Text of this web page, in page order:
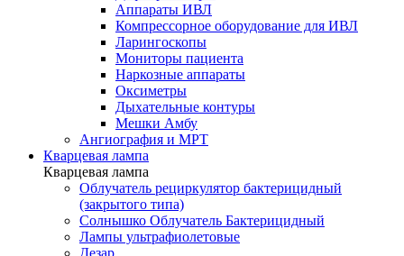
Аппараты ИВЛ
Компрессорное оборудование для ИВЛ
Ларингоскопы
Мониторы пациента
Наркозные аппараты
Оксиметры
Дыхательные контуры
Мешки Амбу
Ангиография и МРТ
Кварцевая лампа
Кварцевая лампа
Облучатель рециркулятор бактерицидный
(закрытого типа)
Солнышко Облучатель Бактерицидный
Лампы ультрафиолетовые
Дезар